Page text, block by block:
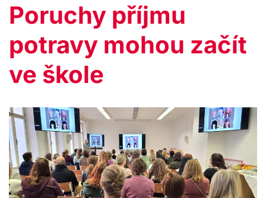
Poruchy příjmu
potravy mohou začít
ve škole